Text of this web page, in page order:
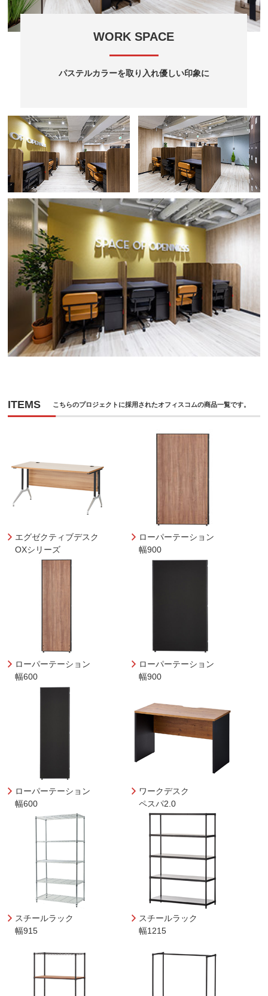
WORK SPACE
パステルカラーを取り入れ優しい印象に
ITEMS こちらのプロジェクトに採用されたオフィスコムの商品一覧です。
エグゼクティブデスク
OXシリーズ
ローパーテーション
幅900
ローパーテーション
幅600
ローパーテーション
幅900
ローパーテーション
幅600
ワークデスク
ペスパ2.0
スチールラック
幅915
スチールラック
幅1215